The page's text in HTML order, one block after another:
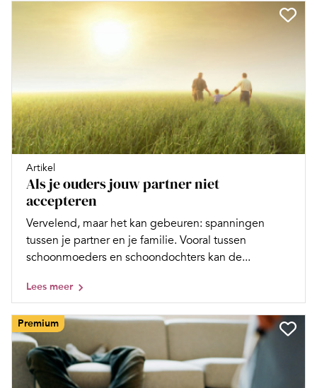
Artikel
Als je ouders jouw partner niet
accepteren
Vervelend, maar het kan gebeuren: spanningen
tussen je partner en je familie. Vooral tussen
schoonmoeders en schoondochters kan de...
Lees meer
Premium